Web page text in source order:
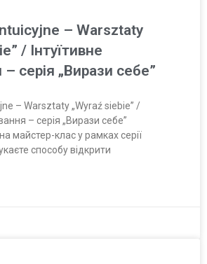
– Warsztaty
/ Інтуїтивне
серія „Вирази себе”
– Warsztaty „Wyraź siebie” /
– серія „Вирази себе”
майстер-клас у рамках серії
способу відкрити